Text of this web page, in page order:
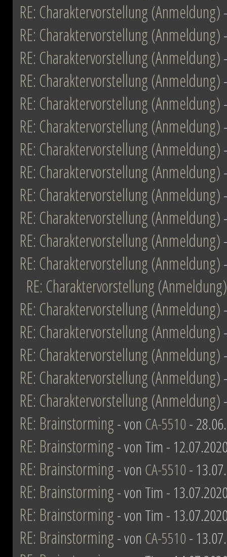
RE: Charaktervorstellung (Anmeldung)
RE: Charaktervorstellung (Anmeldung)
RE: Charaktervorstellung (Anmeldung)
RE: Charaktervorstellung (Anmeldung)
RE: Charaktervorstellung (Anmeldung)
RE: Charaktervorstellung (Anmeldung)
RE: Charaktervorstellung (Anmeldung)
RE: Charaktervorstellung (Anmeldung)
RE: Charaktervorstellung (Anmeldung)
RE: Charaktervorstellung (Anmeldung)
RE: Charaktervorstellung (Anmeldung)
RE: Charaktervorstellung (Anmeldung)
RE: Charaktervorstellung (Anmeldung)
RE: Charaktervorstellung (Anmeldung)
RE: Charaktervorstellung (Anmeldung)
RE: Charaktervorstellung (Anmeldung)
RE: Charaktervorstellung (Anmeldung)
RE: Charaktervorstellung (Anmeldung)
RE: Brainstorming- von CA-5510-
RE: Brainstorming- von Tim -
RE: Brainstorming- von CA-5510-
RE: Brainstorming- von Tim -
RE: Brainstorming- von Tim -
RE: Brainstorming- von CA-5510-